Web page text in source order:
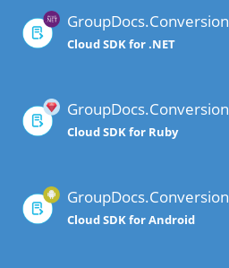
GroupDocs.Conversion
Cloud SDK for .NET
GroupDocs.Conversion
Cloud SDK for Ruby
GroupDocs.Conversion
Cloud SDK for Android